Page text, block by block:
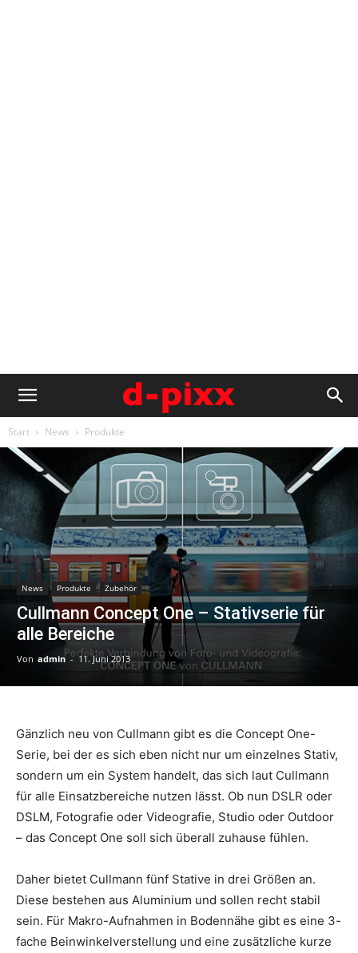
Start News Produkte
News Produkte Zubehör
Cullmann Concept One – Stativserie für
alle Bereiche
Von admin - 11. Juni 2013
Gänzlich neu von Cullmann gibt es die Concept One-
Serie, bei der es sich eben nicht nur um einzelnes Stativ,
sondern um ein System handelt, das sich laut Cullmann
für alle Einsatzbereiche nutzen lässt. Ob nun DSLR oder
DSLM, Fotografie oder Videografie, Studio oder Outdoor
– das Concept One soll sich überall zuhause fühlen.
Daher bietet Cullmann fünf Stative in drei Größen an.
Diese bestehen aus Aluminium und sollen recht stabil
sein. Für Makro-Aufnahmen in Bodennähe gibt es eine 3-
fache Beinwinkelverstellung und eine zusätzliche kurze